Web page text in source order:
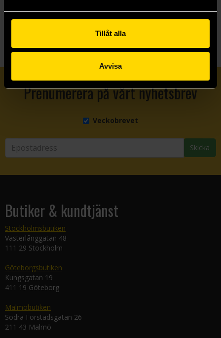
Tillåt alla
Avvisa
Visa allt
Prenumerera på vårt nyhetsbrev
Veckobrevet
Skicka
Butiker & kundtjänst
Stockholmsbutiken
Västerlånggatan 48
111 29 Stockholm
Göteborgsbutiken
Kungsgatan 19
411 19 Göteborg
Malmöbutiken
Södra Förstadsgatan 26
211 43 Malmö